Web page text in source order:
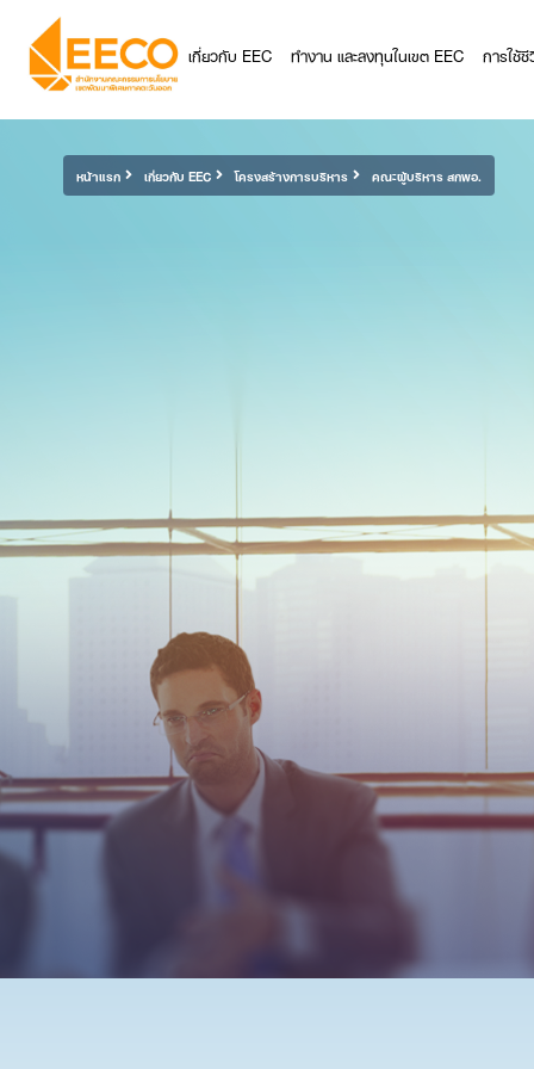
เกี่ยวกับ EEC ทำงาน และลงทุนในเขต EEC การใช้
หน้าแรก เกี่ยวกับ EEC โครงสร้างการบริหาร คณะผู้บริหาร สกพอ.